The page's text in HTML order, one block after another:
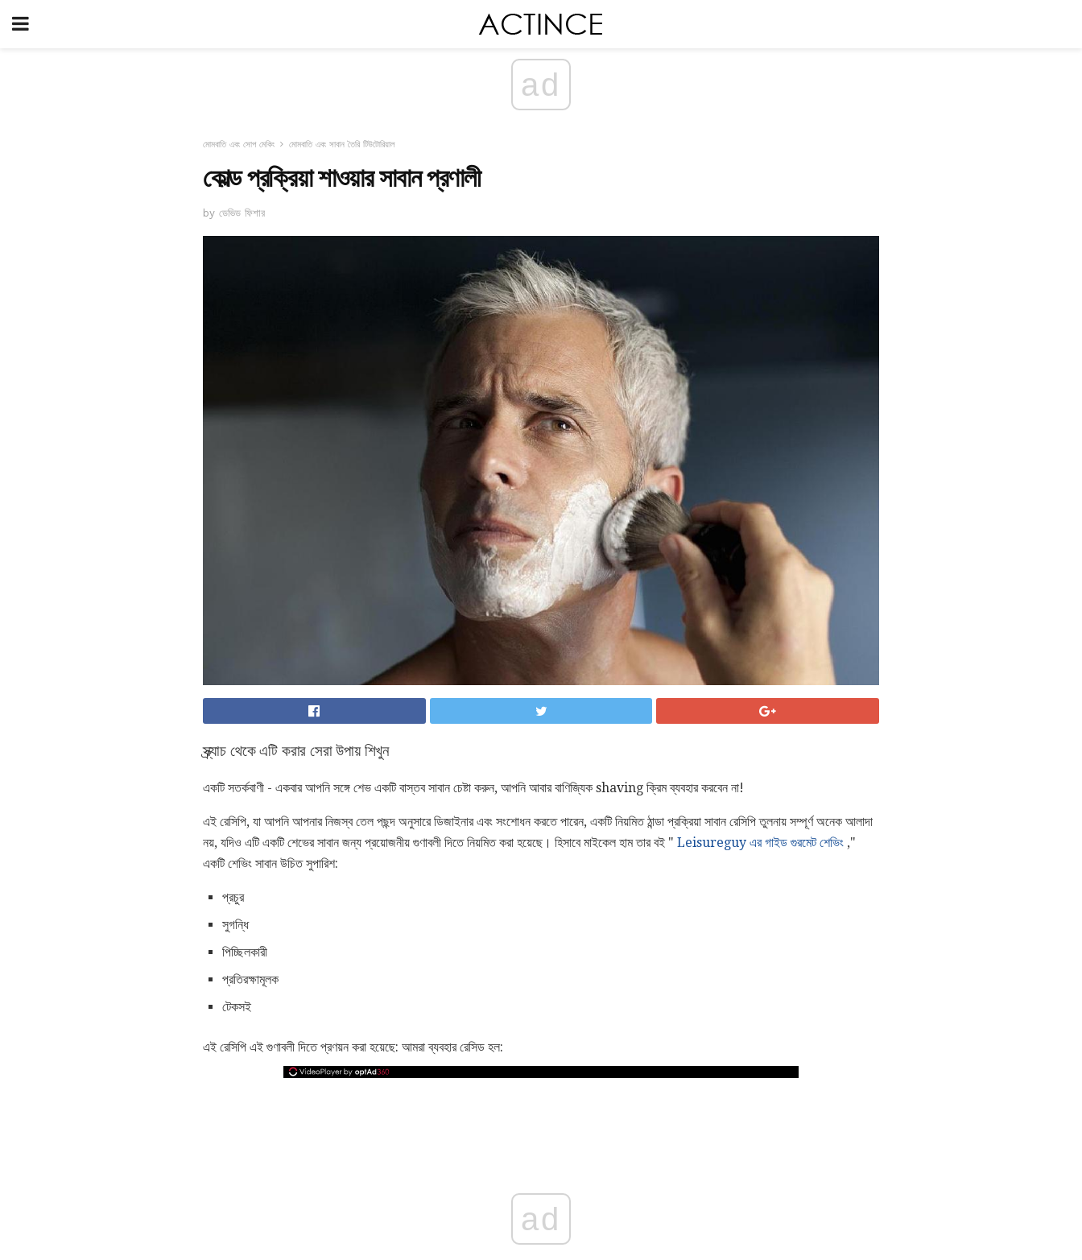
ad
মোমবাতি এবং সোপ মেকিং মোমবাতি এবং সাবান তৈরি টিউটোরিয়াল
কোল্ড প্রক্রিয়া শাওয়ার সাবান প্রণালী
by ডেভিড ফিশার
স্ক্র্যাচ থেকে এটি করার সেরা উপায় শিখুন
একটি সতর্কবাণী - একবার আপনি সঙ্গে শেভ একটি বাস্তব সাবান চেষ্টা করুন, আপনি আবার বাণিজ্যিক shaving ক্রিম ব্যবহার করবেন না!
এই রেসিপি, যা আপনি আপনার নিজস্ব তেল পছন্দ অনুসারে ডিজাইনার এবং সংশোধন করতে পারেন, একটি নিয়মিত ঠান্ডা প্রক্রিয়া সাবান রেসিপি তুলনায় সম্পূর্ণ অনেক আলাদা
নয়, যদিও এটি একটি শেভের সাবান জন্য প্রয়োজনীয় গুণাবলী দিতে নিয়মিত করা হয়েছে। হিসাবে মাইকেল হাম তার বই " Leisureguy এর গাইড গুরমেট শেভিং ,"
একটি শেভিং সাবান উচিত সুপারিশ:
প্রচুর
সুগন্ধি
পিচ্ছিলকারী
প্রতিরক্ষামূলক
টেকসই
এই রেসিপি এই গুণাবলী দিতে প্রণয়ন করা হয়েছে: আমরা ব্যবহার রেসিড হল:
ad